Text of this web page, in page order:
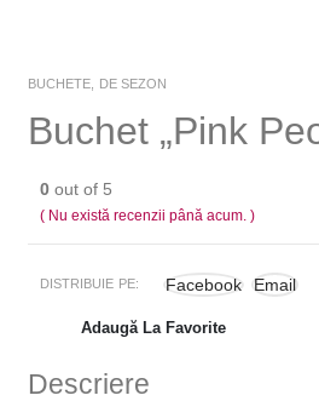
BUCHETE, DE SEZON
Buchet „Pink
0 out of 5
( Nu există recenzii până acum. )
DISTRIBUIE PE: Facebook Email
Adaugă La Favorite
Descriere